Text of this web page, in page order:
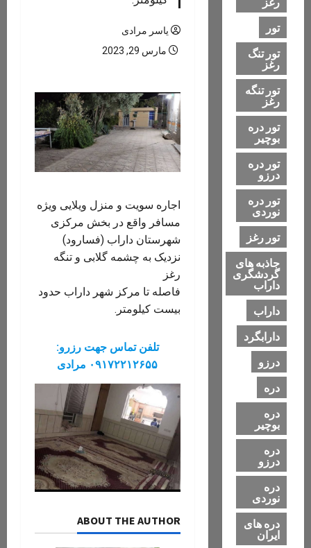
یاسر مرادی
مارس 29, 2023
اجاره سویت و منزل ویلایی ویژه
مسافر واقع در بخش مرکزی
شهرستان داراب (فسارود)
نزدیک به چشمه گلابی و تنگه
رغز
فاصله تا مرکز شهر داراب حدود
بیست کیلومتر.
تلفن تماس جهت رزرو:
۰۹۱۷۲۲۱۲۶۵۵ مرادی
ABOUT THE AUTHOR
تور
تور تنگ
رغز
تور تنگه
رغز
تور دره
بوچیر
تور دره
درزو
تور دره
نوردی
تور رغز
جاذبه های
گردشگری
داراب
داراب
دارابگرد
درزو
دره
دره
بوچیر
دره
درزو
دره
نوردی
دره های
ایران